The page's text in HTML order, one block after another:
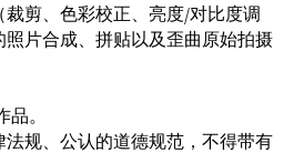
裁剪、色彩校正、亮度/对比度调
片合成、拼贴以及歪曲原始拍摄
。
规、公认的道德规范，不得带有